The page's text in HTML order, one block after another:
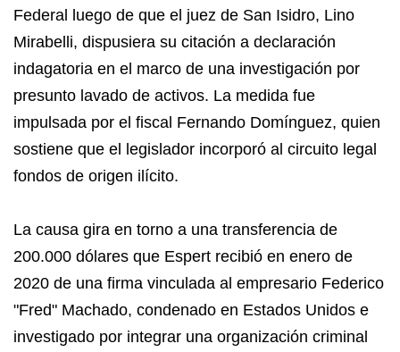
Federal luego de que el juez de San Isidro, Lino
Mirabelli, dispusiera su citación a declaración
indagatoria en el marco de una investigación por
presunto lavado de activos. La medida fue
impulsada por el fiscal Fernando Domínguez, quien
sostiene que el legislador incorporó al circuito legal
fondos de origen ilícito.
La causa gira en torno a una transferencia de
200.000 dólares que Espert recibió en enero de
2020 de una firma vinculada al empresario Federico
"Fred" Machado, condenado en Estados Unidos e
investigado por integrar una organización criminal